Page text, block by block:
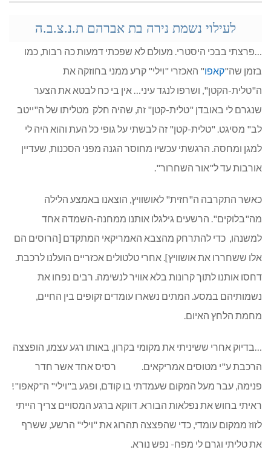
לעילוי נשמת נירה בת אברהם ת.נ.צ.ב.ה
…פרצתי בבכי היסטרי. מעולם לא שפכתי דמעות כה רבות, כמו
בזמן שה"קאפו" האכזרי "וילי" קרע ממני בחוזקה את
ה"טלית-הקטן", ושרפו לנגד עיני… אין בי כח לבטא את הצער
שנגרם לי באובדן "טלית-קטן" זה, שהיה חלק מטליתו של ה"ייטב
לב" מסיגט. "טלית-קטן" זה לבשתי על גופי כל העת והוא היה לי
למגן ומחסה. הרגשתי עכשיו מחוסר הגנה מפני הסכנות, שעדיין
אורבות עד ל"אור השחרור".
כאשר התקרבה ה"חזית" לאושוויץ, הוצאנו באמצע הלילה
מה"בלוקים". הרשעים גילגלו אותנו ממחנה-השמדה אחד
למשנהו, כדי להתרחק מהצבא האמריקאי המתקדם [הרוסים הם
אלו ששחררו את אושוויץ]. אחרי טלטולים אכזריים הועלנו לרכבת.
דחסו אותנו לתוך קרונות בלא אוויר לנשימה. רבים נפחו את
נשמותיהם במסע. המתים נשארו עומדים זקופים בין החיים,
מחמת הלחץ האיום.
…בדיוק אחרי ששיניתי את מקומי בקרון, באותו רגע עצמו, הופצצה
הרכבת ע"י מטוסים אמריקאים. רסיס אחד אשר חדר
פנימה, עבר מעל המקום שעמדתי בו קודם, ופגע ב"וילי" ה"קאפו"!
ראיתי בחוש את נפלאות הבורא. דווקא ברגע המסויים צריך הייתי
לזוז ממקום עומדי, כדי שהפצצה תהרוג את "וילי" הרשע, ששרף
את טליתי וגרם לי מפח- נפש נורא.